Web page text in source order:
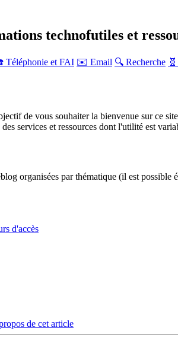
technofutiles et
Téléphonie et FAI ✉️ Email 🔍 Recherche
de vous souhaiter la bienvenue sur ce
services et ressources dont l'utilité est
organisées par thématique (il est possible
d'accès
de cet article